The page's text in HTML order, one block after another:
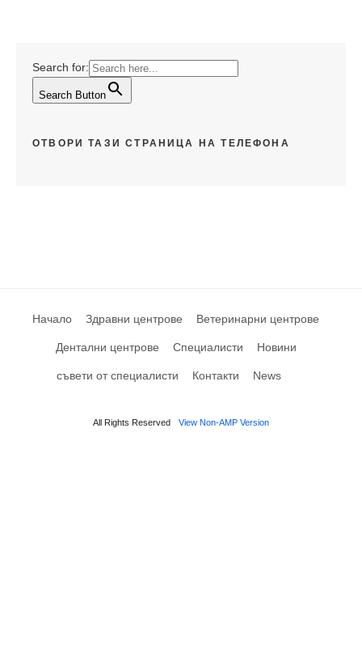
Search for:
Search Button
ОТВОРИ ТАЗИ СТРАНИЦА НА ТЕЛЕФОНА
Начало Здравни центрове Ветеринарни центрове
Дентални центрове Специалисти Новини
съвети от специалисти Контакти News
All Rights Reserved View Non-AMP Version